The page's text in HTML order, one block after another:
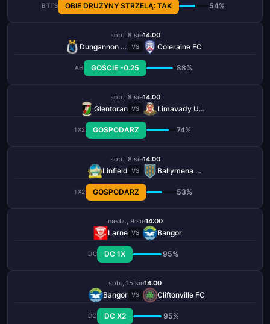
BTTS OBIE DRUŻYNY STRZELĄ: TAK 54%
sob., 8 sie14:00
Dungannon Swifts VS Coleraine FC
AH GOŚCIE -0.25 88%
sob., 8 sie14:00
Glentoran VS Limavady United
1X2 GOSPODARZ 74%
sob., 8 sie14:00
Linfield VS Ballymena United
1X2 GOSPODARZ 53%
niedz., 9 sie14:00
Larne VS Bangor
DC DC 1X 95%
sob., 15 sie14:00
Bangor VS Cliftonville FC
DC DC X2 95%